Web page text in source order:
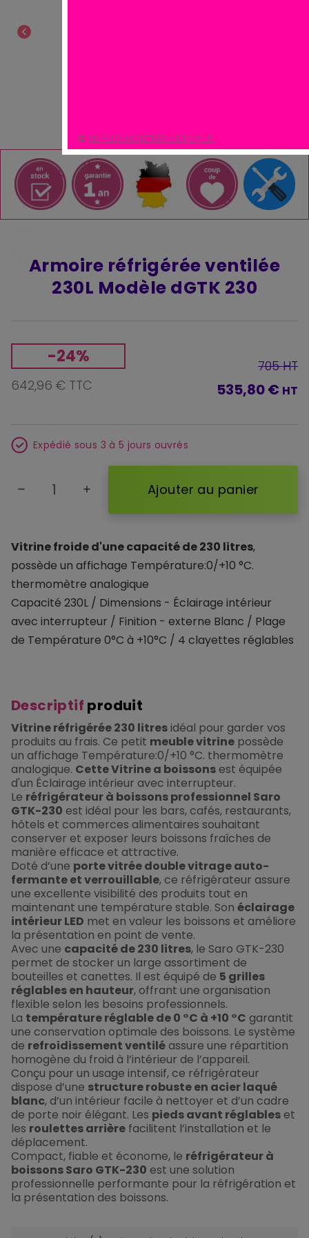
chevron_left
Armoire réfrigérée ventilée
230L Modèle dGTK 230
Vitrine froide d'une capacité de 230 litres,
possède un affichage Température:0/+10 °C.
thermomètre analogique
Capacité 230L / Dimensions - Éclairage intérieur
avec interrupteur / Finition - externe Blanc / Plage
de Température 0°C à +10°C / 4 clayettes réglables
-24%
642,96 € TTC
705 HT
535,80 € HT
Expédié sous 3 à 5 jours ouvrés
remove add Ajouter au panier
Descriptif produit
Vitrine réfrigérée 230 litresidéal pour garder vos
produits au frais. Ce petit meuble vitrine possède
un affichage Température:0/+10 °C. thermomètre
analogique. Cette Vitrine a boissonsest équipée
d'un Éclairage intérieur avec interrupteur.
Le réfrigérateur à boissons professionnel Saro
GTK-230 est idéal pour les bars, cafés, restaurants,
hôtels et commerces alimentaires souhaitant
conserver et exposer leurs boissons fraîches de
manière efficace et attractive.
Doté d’une porte vitrée double vitrage auto-
fermante et verrouillable, ce réfrigérateur assure
une excellente visibilité des produits tout en
maintenant une température stable. Son éclairage
intérieur LED met en valeur les boissons et améliore
la présentation en point de vente.
Avec une capacité de 230 litres, le Saro GTK-230
permet de stocker un large assortiment de
bouteilles et canettes. Il est équipé de 5 grilles
réglables en hauteur, offrant une organisation
flexible selon les besoins professionnels.
La température réglable de 0 °C à +10 °C garantit
une conservation optimale des boissons. Le système
de refroidissement ventiléassure une répartition
homogène du froid à l’intérieur de l’appareil.
Conçu pour un usage intensif, ce réfrigérateur
dispose d’une structure robuste en acier laqué
blanc, d’un intérieur facile à nettoyer et d’un cadre
de porte noir élégant. Les pieds avant réglableset
les roulettes arrière facilitent l’installation et le
déplacement.
Compact, fiable et économe, le réfrigérateur à
boissons Saro GTK-230 est une solution
professionnelle performante pour la réfrigération et
la présentation des boissons.
NE PLUS MONTRER CE POPUP.